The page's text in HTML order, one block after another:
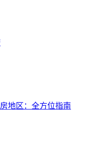
地区：全方位指南